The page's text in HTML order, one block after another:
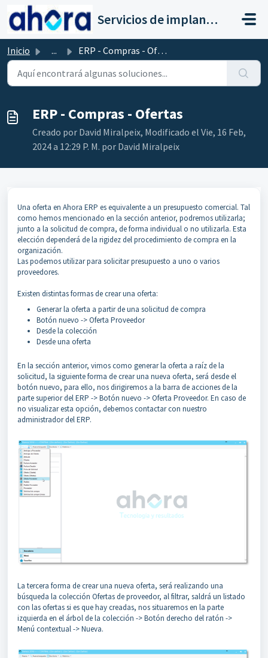
Saltar al contenido principal
Servicios de implantación a clientes de Ahora
Inicio ... ERP - Compras - Ofertas
ERP - Compras - Ofertas
Creado por David Miralpeix, Modificado el Vie, 16 Feb,
2024 a 12:29 P. M. por David Miralpeix
Una oferta en Ahora ERP es equivalente a un presupuesto comercial. Tal
como hemos mencionado en la sección anterior, podremos utilizarla;
junto a la solicitud de compra, de forma individual o no utilizarla. Esta
elección dependerá de la rigidez del procedimiento de compra en la
organización.
Las podemos utilizar para solicitar presupuesto a uno o varios
proveedores.
Existen distintas formas de crear una oferta:
Generar la oferta a partir de una solicitud de compra
Botón nuevo -> Oferta Proveedor
Desde la colección
Desde una oferta
En la sección anterior, vimos como generar la oferta a raíz de la
solicitud, la siguiente forma de crear una nueva oferta, será desde el
botón nuevo, para ello, nos dirigiremos a la barra de acciones de la
parte superior del ERP -> Botón nuevo -> Oferta Proveedor. En caso de
no visualizar esta opción, debemos contactar con nuestro
administrador del ERP.
La tercera forma de crear una nueva oferta, será realizando una
búsqueda la colección Ofertas de proveedor, al filtrar, saldrá un listado
con las ofertas si es que hay creadas, nos situaremos en la parte
izquierda en el árbol de la colección -> Botón derecho del ratón ->
Menú contextual -> Nueva.